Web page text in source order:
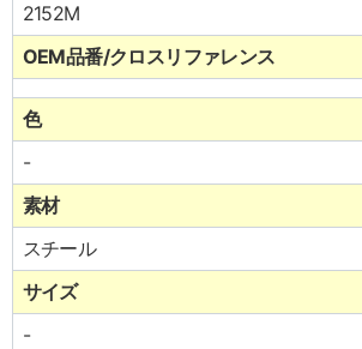
2152M
OEM品番/クロスリファレンス
色
-
素材
スチール
サイズ
-